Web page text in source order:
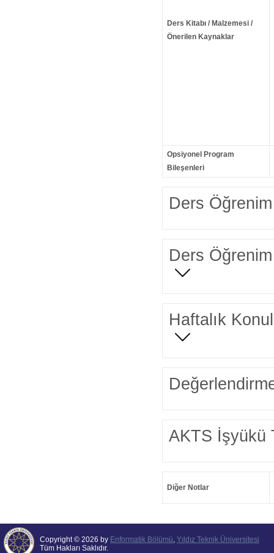
Ders Kitabı / Malzemesi /
Önerilen Kaynaklar
Opsiyonel Program
Bileşenleri
Ders Öğrenim
Ders Öğrenim
Haftalık
AKTS İşyükü
Diğer Notlar
Copyright © 2026 by Enformatik Bölümü, Yıldız Teknik Üniversitesi
Tüm Hakları Saklıdır.